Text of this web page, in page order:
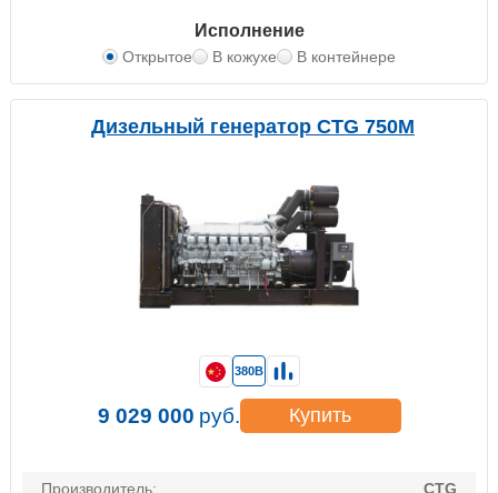
Исполнение
Открытое В кожухе В контейнере
Дизельный генератор CTG 750M
Производитель:
CTG
380В
9 029 000 руб. Купить